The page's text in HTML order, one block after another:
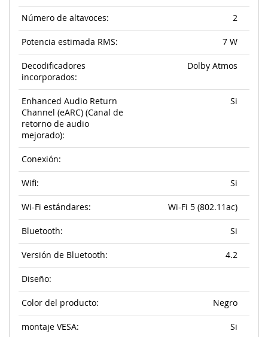
Número de altavoces: 2
Potencia estimada RMS: 7 W
Decodificadores
incorporados:
Dolby Atmos
Enhanced Audio Return
Channel (eARC) (Canal de
retorno de audio
mejorado):
Si
Conexión:
Wifi: Si
Wi-Fi estándares: Wi-Fi 5 (802.11ac)
Bluetooth: Si
Versión de Bluetooth: 4.2
Diseño:
Color del producto: Negro
montaje VESA: Si